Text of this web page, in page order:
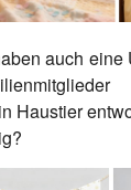
auch eine
Haustier